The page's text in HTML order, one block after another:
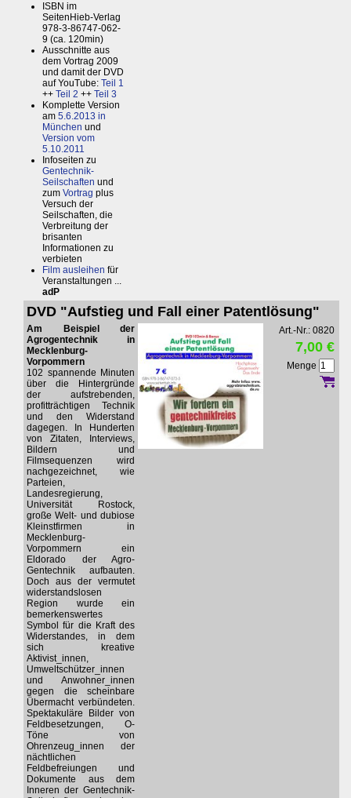
ISBN im
SeitenHieb-Verlag
978-3-86747-062-
9 (ca. 120min)
Ausschnitte aus
dem Vortrag 2009
und damit der DVD
auf YouTube: Teil 1
++ Teil 2 ++ Teil 3
Komplette Version
am 5.6.2013 in
München und
Version vom
5.10.2011
Infoseiten zu
Gentechnik-
Seilschaften und
zum Vortrag plus
Versuch der
Seilschaften, die
Verbreitung der
brisanten
Informationen zu
verbieten
Film ausleihen für
Veranstaltungen ...
adP
DVD "Aufstieg und Fall einer Patentlösung"
Am Beispiel der
Agrogentechnik in
Mecklenburg-
Vorpommern
102 spannende Minuten
über die Hintergründe
der aufstrebenden,
profitträchtigen Technik
und den Widerstand
dagegen. In Hunderten
von Zitaten, Interviews,
Bildern und
Filmsequenzen wird
nachgezeichnet, wie
Parteien,
Landesregierung,
Universität Rostock,
große Welt- und dubiose
Kleinstfirmen in
Mecklenburg-
Vorpommern ein
Eldorado der Agro-
Gentechnik aufbauten.
Doch aus der vermutet
widerstandslosen
Region wurde ein
bemerkenswertes
Symbol für die Kraft des
Widerstandes, in dem
sich kreative
Aktivist_innen,
Umweltschützer_innen
und Anwohner_innen
gegen die scheinbare
Übermacht verbündeten.
Spektakuläre Bilder von
Feldbesetzungen, O-
Töne von
Ohrenzeug_innen der
nächtlichen
Feldbefreiungen und
Dokumente aus dem
Inneren der Gentechnik-
Art.-Nr.: 0820
7,00 €
Menge